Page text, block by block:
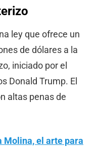
ley que ofrece un
de dólares a la
iniciado por el
Donald Trump. El
altas penas de
Molina, el arte para